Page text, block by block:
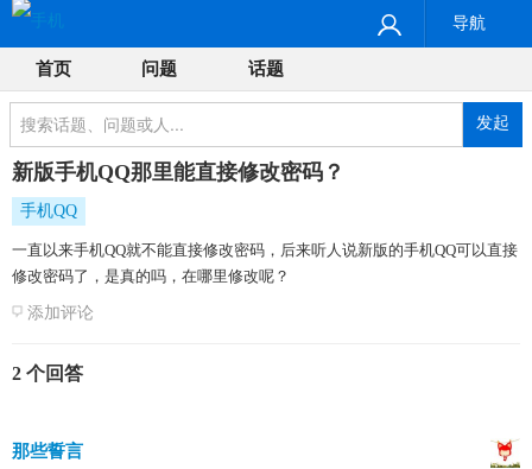
导航
首页 问题 话题
发起
新版手机QQ那里能直接修改密码？
手机QQ
一直以来手机QQ就不能直接修改密码，后来听人说新版的手机QQ可以直接
修改密码了，是真的吗，在哪里修改呢？
添加评论
2 个回答
那些誓言